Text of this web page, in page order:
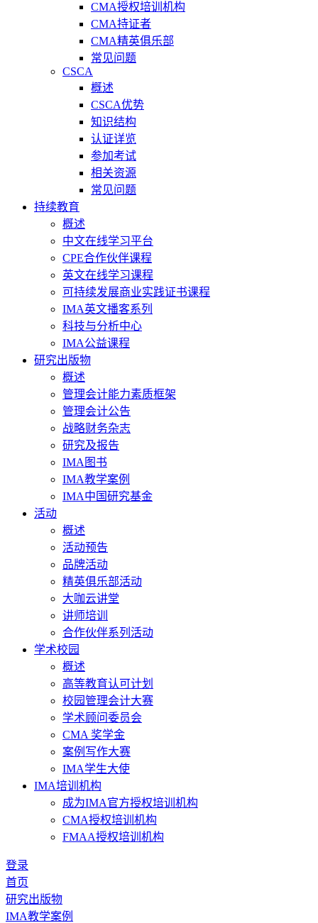
CMA授权培训机构
CMA持证者
CMA精英俱乐部
常见问题
CSCA
概述
CSCA优势
知识结构
认证详览
参加考试
相关资源
常见问题
持续教育
概述
中文在线学习平台
CPE合作伙伴课程
英文在线学习课程
可持续发展商业实践证书课程
IMA英文播客系列
科技与分析中心
IMA公益课程
研究出版物
概述
管理会计能力素质框架
管理会计公告
战略财务杂志
研究及报告
IMA图书
IMA教学案例
IMA中国研究基金
活动
概述
活动预告
品牌活动
精英俱乐部活动
大咖云讲堂
讲师培训
合作伙伴系列活动
学术校园
概述
高等教育认可计划
校园管理会计大赛
学术顾问委员会
CMA 奖学金
案例写作大赛
IMA学生大使
IMA培训机构
成为IMA官方授权培训机构
CMA授权培训机构
FMAA授权培训机构
登录
首页
研究出版物
IMA教学案例